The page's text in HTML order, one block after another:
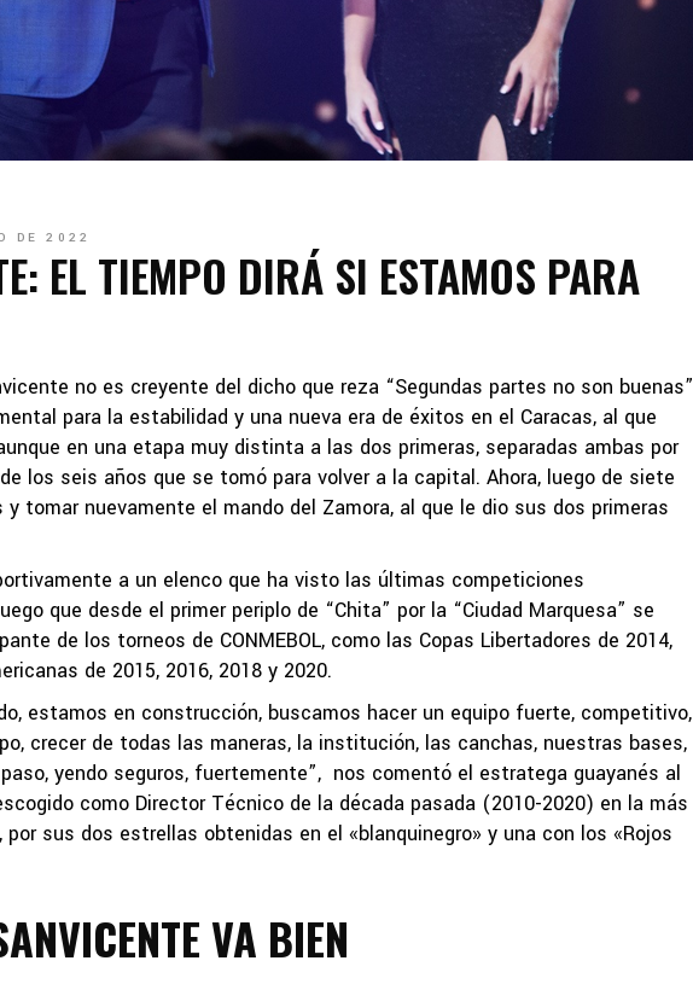
DE 2022
EL TIEMPO DIRÁ SI ESTAMOS PARA
no es creyente del dicho que reza “Segundas partes no son buenas”
para la estabilidad y una nueva era de éxitos en el Caracas, al que
en una etapa muy distinta a las dos primeras, separadas ambas por
los seis años que se tomó para volver a la capital. Ahora, luego de siete
y tomar nuevamente el mando del Zamora, al que le dio sus dos primeras
a un elenco que ha visto las últimas competiciones
que desde el primer periplo de “Chita” por la “Ciudad Marquesa” se
de los torneos de CONMEBOL, como las Copas Libertadores de 2014,
de 2015, 2016, 2018 y 2020.
estamos en construcción, buscamos hacer un equipo fuerte, competitivo,
crecer de todas las maneras, la institución, las canchas, nuestras bases,
yendo seguros, fuertemente”, nos comentó el estratega guayanés al
como Director Técnico de la década pasada (2010-2020) en la más
por sus dos estrellas obtenidas en el «blanquinegro» y una con los «Rojos
VA BIEN